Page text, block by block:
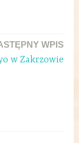
WPIS
w Zakrzowie